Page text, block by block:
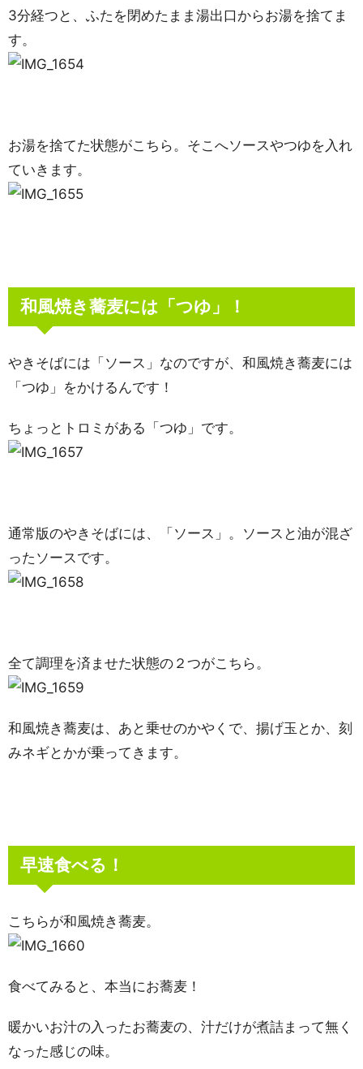
3分経つと、ふたを閉めたまま湯出口からお湯を捨てま
す。
お湯を捨てた状態がこちら。そこへソースやつゆを入れ
ていきます。
和風焼き蕎麦には「つゆ」！
やきそばには「ソース」なのですが、和風焼き蕎麦には
「つゆ」をかけるんです！
ちょっとトロミがある「つゆ」です。
通常版のやきそばには、「ソース」。ソースと油が混ざ
ったソースです。
全て調理を済ませた状態の２つがこちら。
和風焼き蕎麦は、あと乗せのかやくで、揚げ玉とか、刻
みネギとかが乗ってきます。
早速食べる！
こちらが和風焼き蕎麦。
食べてみると、本当にお蕎麦！
暖かいお汁の入ったお蕎麦の、汁だけが煮詰まって無く
なった感じの味。